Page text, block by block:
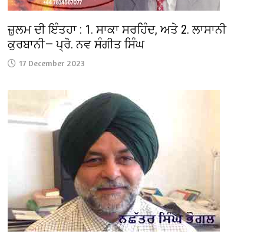
ਜ਼ੁਲਮ ਦੀ ਇੰਤਹਾ : 1. ਸਾਕਾ ਸਰਹਿੰਦ, ਅਤੇ 2. ਲਾਸਾਨੀ
ਕੁਰਬਾਨੀ— ਪ੍ਰੋ. ਨਵ ਸੰਗੀਤ ਸਿੰਘ
17 December 2023